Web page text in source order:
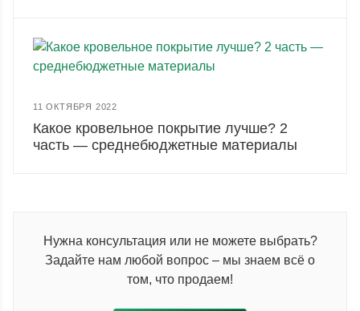
11 ОКТЯБРЯ 2022
Какое кровельное покрытие лучше? 2
часть — среднебюджетные материалы
Нужна консультация или не можете выбрать?
Задайте нам любой вопрос – мы знаем всё о
том, что продаем!